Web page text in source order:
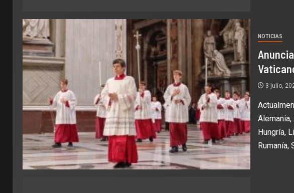
NOTICIAS
3 julio,
Alemania,
Hungría,
Rumanía,